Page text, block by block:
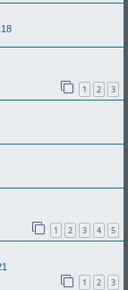
1 2 3
1 2 3 4 5
1 2 3